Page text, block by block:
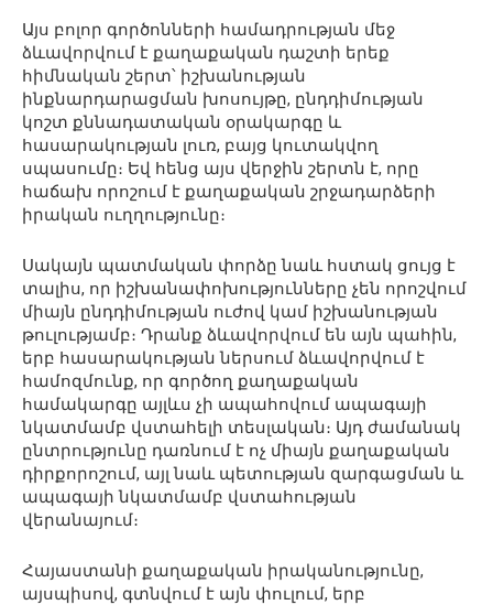
Այս բոլոր գործոնների համադրության մեջ
ձևավորվում է քաղաքական դաշտի երեք
հիմնական շերտ՝ իշխանության
ինքնարդարացման խոսույթը, ընդդիմության
կոշտ քննադատական օրակարգը և
հասարակության լուռ, բայց կուտակվող
սպասումը։ Եվ հենց այս վերջին շերտն է, որը
հաճախ որոշում է քաղաքական շրջադարձերի
իրական ուղղությունը։
Սակայն պատմական փորձը նաև հստակ ցույց է
տալիս, որ իշխանափոխությունները չեն որոշվում
միայն ընդդիմության ուժով կամ իշխանության
թուլությամբ։ Դրանք ձևավորվում են այն պահին,
երբ հասարակության ներսում ձևավորվում է
համոզմունք, որ գործող քաղաքական
համակարգը այլևս չի ապահովում ապագայի
նկատմամբ վստահելի տեսլական։ Այդ ժամանակ
ընտրությունը դառնում է ոչ միայն քաղաքական
դիրքորոշում, այլ նաև պետության զարգացման և
ապագայի նկատմամբ վստահության
վերանայում։
Հայաստանի քաղաքական իրականությունը,
այսպիսով, գտնվում է այն փուլում, երբ